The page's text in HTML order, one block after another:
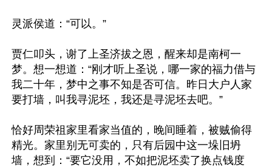
灵派侯道：“可以。”
贾仁叩头，谢了上圣济拔之恩，醒来却是南柯一
梦。想一想道：“刚才听上圣说，哪一家的福力借与
我二十年，梦中之事不知是否可信。昨日大户人家
要打墙，叫我寻泥坯，我还是寻泥坯去吧。”
恰好周荣祖家里看家当值的，晚间睡着，被贼偷得
精光。家里别无可卖的，只有后园中这一垛旧坍
墙，想到：“要它没用，不如把泥坯卖了换点钱度